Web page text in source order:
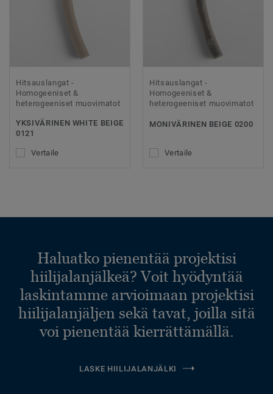
Hitsauslangat -
Homogeeniset &
heterogeeniset muovimatot
YKSIVÄRINEN WHITE BEIGE
0121
Vertaile
Hitsauslangat -
Homogeeniset &
heterogeeniset muovimatot
MONIVÄRINEN BEIGE 0200
Vertaile
Haluatko pienentää projektisi
hiilijalanjälkeä? Voit hyödyntää
laskintamme arvioimaan projektisi
hiilijalanjäljen sekä tavat, joilla sitä
voi pienentää kierrättämällä.
LASKE HIILIJALANJÄLKI